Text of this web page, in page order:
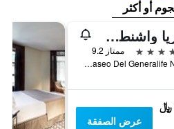
أوريا واشنطن إرفينج باي يورو ستارز هوتل كامباني
ممتاز 9.2
Paseo Del Generalife N.10, غرناطة, منطقة أندلوسيا, أسبانيا
عرض الصفقة